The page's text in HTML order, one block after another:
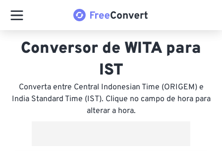
Conversor de WITA para
IST
Converta entre Central Indonesian Time (ORIGEM) e
India Standard Time (IST). Clique no campo de hora para
alterar a hora.